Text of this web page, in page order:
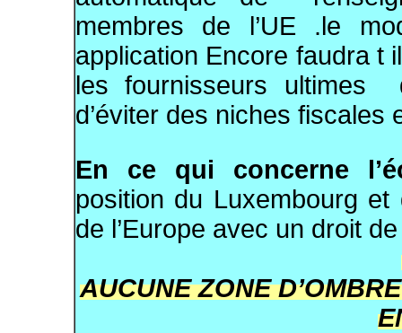
membres de l’UE .le
application Encore faudra t
les fournisseurs ultimes
d’éviter des niches fiscales
En ce qui concerne
position du Luxembourg et
de l’Europe avec un droit
AUCUNE ZONE